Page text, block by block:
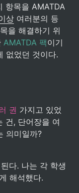
항목을 AMATDA
상 여러분의 등
을 해결하기 위
AMATDA 팩이기
없었던 것이다.
권 가지고 있었
건, 단어장을 여
의미일까?
다. 나는 각 학생
해석했다.